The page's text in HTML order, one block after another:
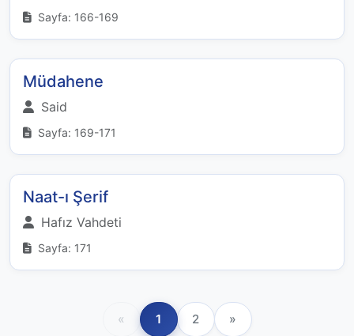
Sayfa: 166-169
Müdahene
Said
Sayfa: 169-171
Naat-ı Şerif
Hafız Vahdeti
Sayfa: 171
« 1 2 »